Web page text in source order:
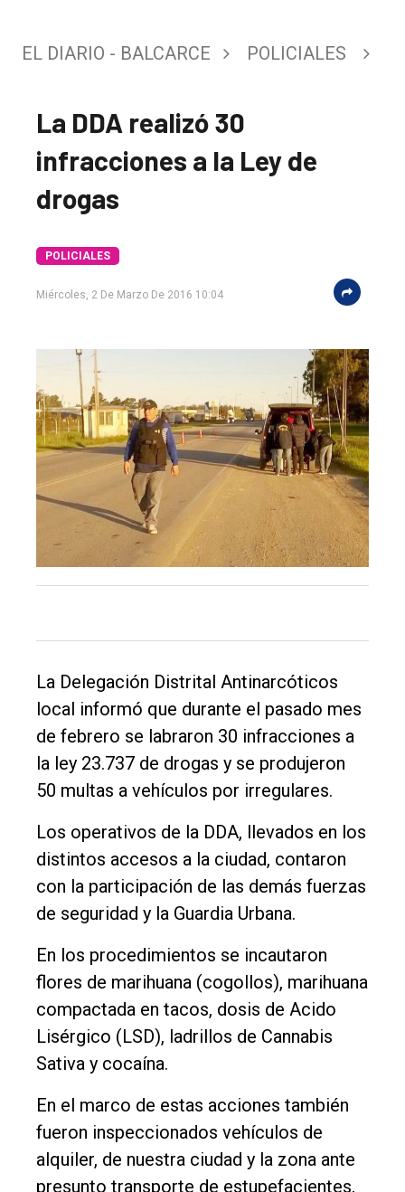
Balcarce
Inicio
Tendencia
Int.
General
Política
Entrevistas
Rural
Deportes
Fúnebres
Edición
Nosotros
EL DIARIO - BALCARCE POLICIALES
La DDA realizó 30
infracciones a la Ley de
drogas
POLICIALES
Miércoles, 2 De Marzo De 2016 10:04
La Delegación Distrital Antinarcóticos
local informó que durante el pasado mes
de febrero se labraron 30 infracciones a
la ley 23.737 de drogas y se produjeron
50 multas a vehículos por irregulares.
Los operativos de la DDA, llevados en los
distintos accesos a la ciudad, contaron
con la participación de las demás fuerzas
de seguridad y la Guardia Urbana.
En los procedimientos se incautaron
flores de marihuana (cogollos), marihuana
compactada en tacos, dosis de Acido
Lisérgico (LSD), ladrillos de Cannabis
Sativa y cocaína.
En el marco de estas acciones también
fueron inspeccionados vehículos de
alquiler, de nuestra ciudad y la zona ante
presunto transporte de estupefacientes,